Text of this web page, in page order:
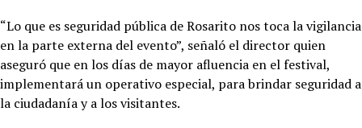
“Lo que es seguridad pública de Rosarito nos toca la vigilancia
en la parte externa del evento”, señaló el director quien
aseguró que en los días de mayor afluencia en el festival,
implementará un operativo especial, para brindar seguridad a
la ciudadanía y a los visitantes.